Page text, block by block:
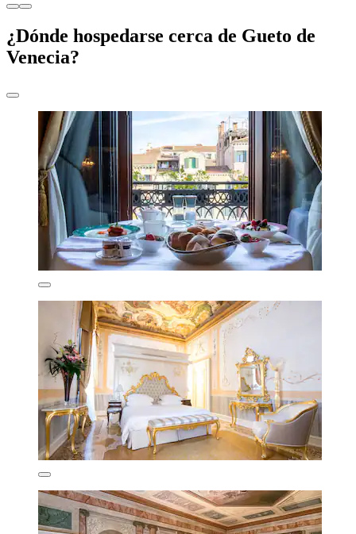
¿Dónde hospedarse cerca de Gueto de
Venecia?